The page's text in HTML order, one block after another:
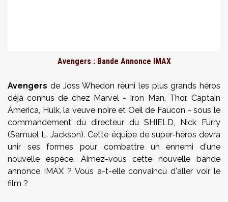
Avengers : Bande Annonce IMAX
Avengers de Joss Whedon réuni les plus grands héros
déjà connus de chez Marvel - Iron Man, Thor, Captain
America, Hulk, la veuve noire et Oeil de Faucon - sous le
commandement du directeur du SHIELD, Nick Furry
(Samuel L. Jackson). Cette équipe de super-héros devra
unir ses formes pour combattre un ennemi d'une
nouvelle espèce. Aimez-vous cette nouvelle bande
annonce IMAX ? Vous a-t-elle convaincu d'aller voir le
film ?